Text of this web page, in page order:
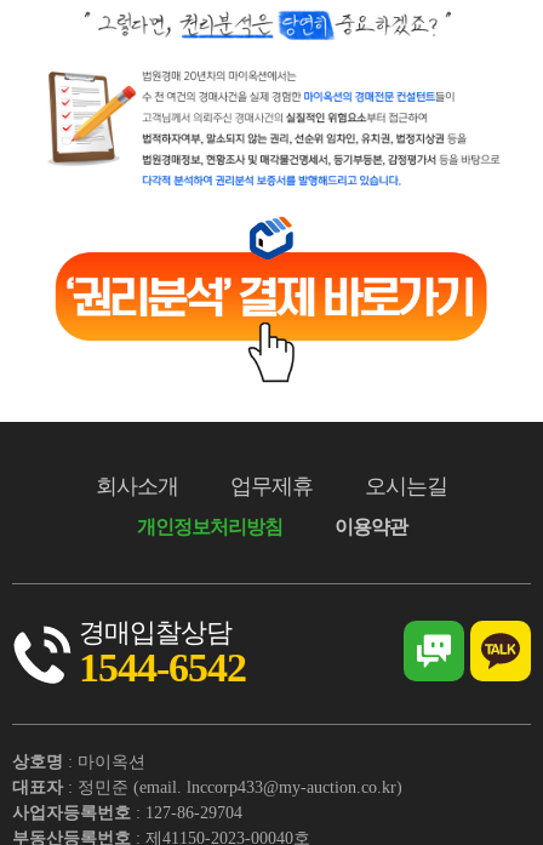
회사소개 업무제휴 오시는길
개인정보처리방침 이용약관
경매입찰상담
1544-6542
상호명 : 마이옥션
대표자 : 정민준 (email. lnccorp433@my-auction.co.kr)
사업자등록번호 : 127-86-29704
부동산등록번호 : 제41150-2023-00040호